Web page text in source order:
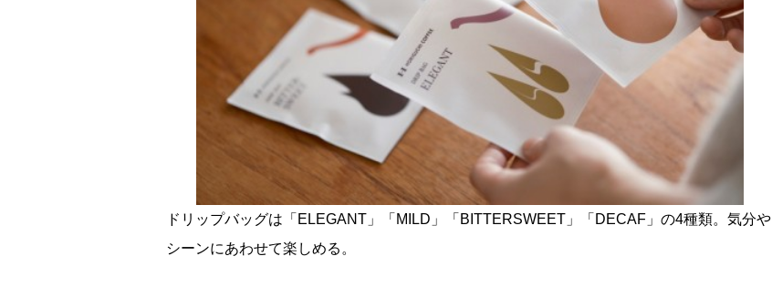
ドリップバッグは「ELEGANT」「MILD」「BITTERSWEET」「DECAF」の4種類。気分
シーンにあわせて楽しめる。